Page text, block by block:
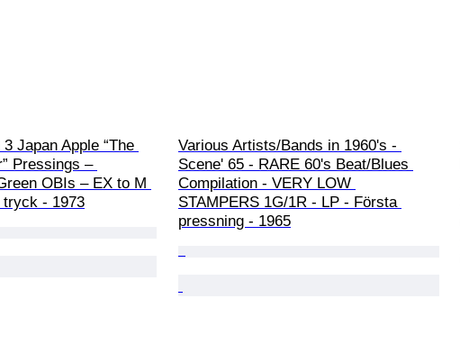
Japan Apple “The
Pressings –
OBIs – EX to M
- 1973
Various Artists/Bands in 1960's -
Scene' 65 - RARE 60's Beat/Blues
Compilation - VERY LOW
STAMPERS 1G/1R - LP - Första
pressning - 1965